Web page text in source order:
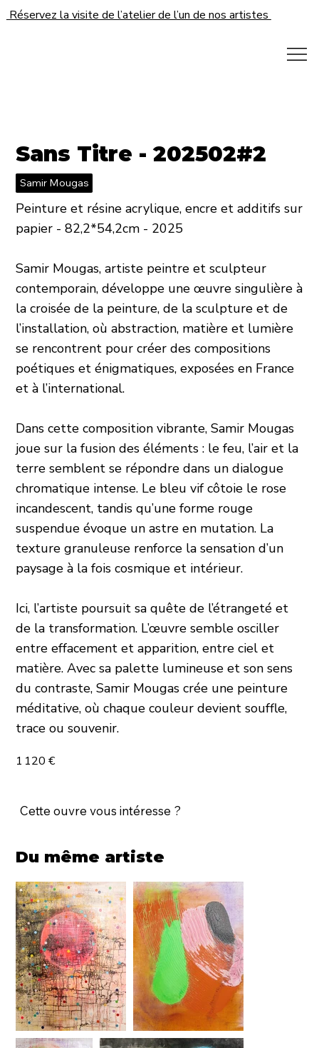
Réservez la visite de l’atelier de l’un de nos artistes
Sans Titre - 202502#2
Samir Mougas
Peinture et résine acrylique, encre et additifs sur
papier - 82,2*54,2cm - 2025
Samir Mougas, artiste peintre et sculpteur
contemporain, développe une œuvre singulière à
la croisée de la peinture, de la sculpture et de
l’installation, où abstraction, matière et lumière
se rencontrent pour créer des compositions
poétiques et énigmatiques, exposées en France
et à l’international.
Dans cette composition vibrante, Samir Mougas
joue sur la fusion des éléments : le feu, l’air et la
terre semblent se répondre dans un dialogue
chromatique intense. Le bleu vif côtoie le rose
incandescent, tandis qu’une forme rouge
suspendue évoque un astre en mutation. La
texture granuleuse renforce la sensation d’un
paysage à la fois cosmique et intérieur.
Ici, l’artiste poursuit sa quête de l’étrangeté et
de la transformation. L’œuvre semble osciller
entre effacement et apparition, entre ciel et
matière. Avec sa palette lumineuse et son sens
du contraste, Samir Mougas crée une peinture
méditative, où chaque couleur devient souffle,
trace ou souvenir.
1 120 €
Cette ouvre vous intéresse ?
Du même artiste